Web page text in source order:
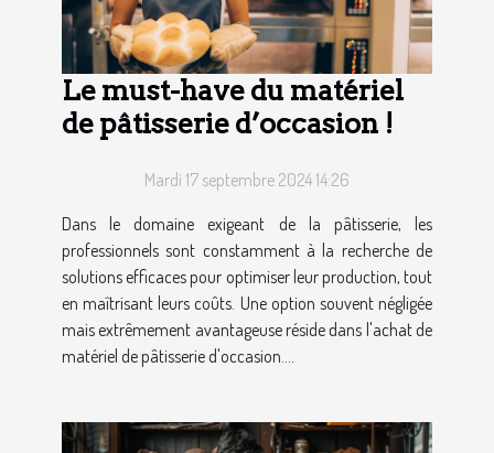
Le must-have du matériel
de pâtisserie d’occasion !
Mardi 17 septembre 2024 14:26
Dans le domaine exigeant de la pâtisserie, les
professionnels sont constamment à la recherche de
solutions efficaces pour optimiser leur production, tout
en maîtrisant leurs coûts. Une option souvent négligée
mais extrêmement avantageuse réside dans l'achat de
matériel de pâtisserie d'occasion....